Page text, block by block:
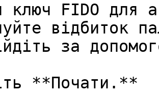
ключ FIDO для
відбиток
за
**Почати.**